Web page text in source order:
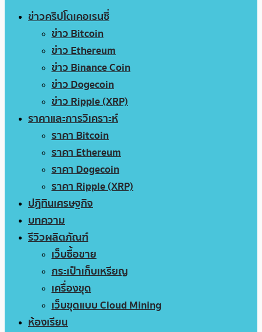
ข่าวคริปโตเคอเรนซี่
ข่าว Bitcoin
ข่าว Ethereum
ข่าว Binance Coin
ข่าว Dogecoin
ข่าว Ripple (XRP)
ราคาและการวิเคราะห์
ราคา Bitcoin
ราคา Ethereum
ราคา Dogecoin
ราคา Ripple (XRP)
ปฏิทินเศรษฐกิจ
บทความ
รีวิวผลิตภัณฑ์
เว็บซื้อขาย
กระเป๋าเก็บเหรียญ
เครื่องขุด
เว็บขุดแบบ Cloud Mining
ห้องเรียน